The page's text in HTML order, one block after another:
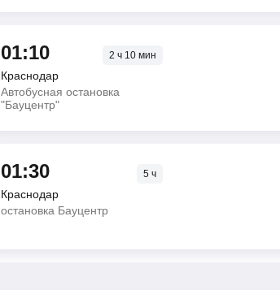
01:10 2 ч10 мин
Краснодар
Автобусная остановка
"Бауцентр"
01:30 5 ч
Краснодар
остановка Бауцентр